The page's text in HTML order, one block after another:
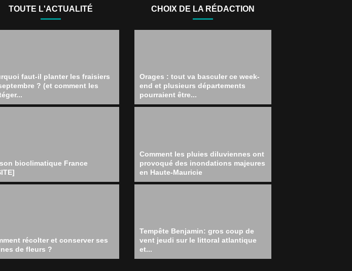
TOUTE L'ACTUALITÉ
faut-il planter les fraisiers
? (et comment les
bioclimatique France
récolter et conserver ses
de fleurs ?
CHOIX DE LA RÉDACTION
Orages : tout va basculer ce week-
end et plusieurs départements
pourraient être...
Comment les pluies diluviennes ont
provoqué des inondations majeures
en Haute-Mauricie
Tempête Benjamin: gros coup de
vent jeudi sur le littoral atlantique
et...